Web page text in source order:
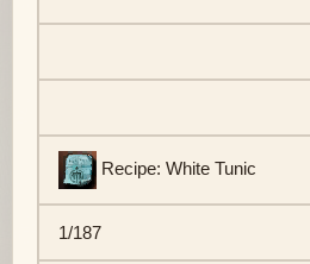
Recipe: White Tunic
1/187